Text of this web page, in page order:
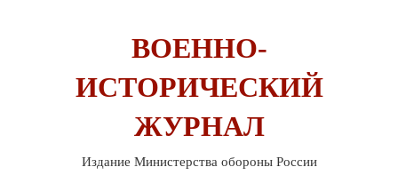
ВОЕННО-
ИСТОРИЧЕСКИЙ
ЖУРНАЛ
Издание Министерства обороны России